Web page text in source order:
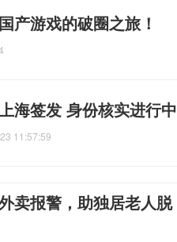
产游戏的破圈之旅！
海签发 身份核实进行中
11:57:59
卖报警，助独居老人脱